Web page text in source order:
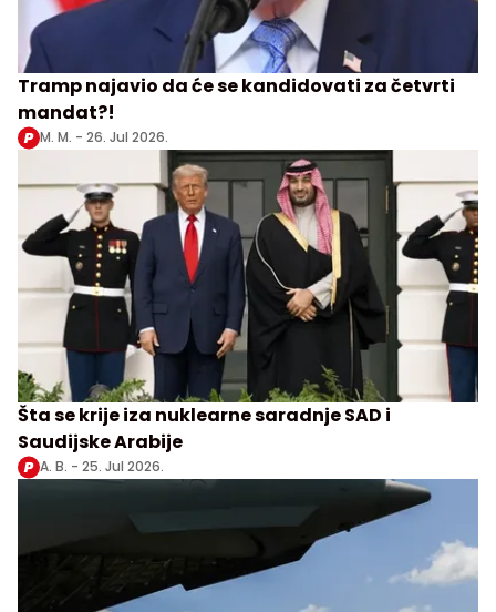
Tramp najavio da će se kandidovati za četvrti
mandat?!
M. M. - 26. Jul 2026.
Šta se krije iza nuklearne saradnje SAD i
Saudijske Arabije
A. B. - 25. Jul 2026.